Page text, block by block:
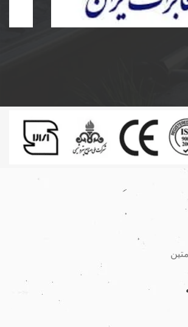
به سفارش شرکت مخابرات ایران